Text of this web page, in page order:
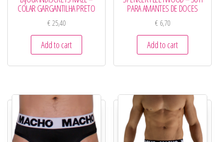
COLAR GARGANTILHA PRETO
€25,40
Add to cart
PARA AMANTES DE DOCES
€ 6,70
Add to cart